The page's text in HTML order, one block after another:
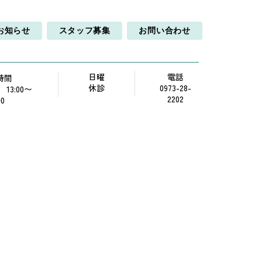
知らせ スタッフ募集 お問い合わせ
間
13:00〜
日曜
休診
電話
0973-28-
2202